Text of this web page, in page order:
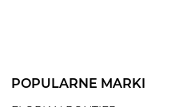
POPULARNE MARKI